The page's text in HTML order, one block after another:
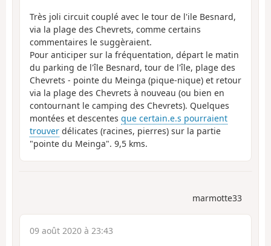
Très joli circuit couplé avec le tour de l'ile Besnard,
via la plage des Chevrets, comme certains
commentaires le suggèraient.
Pour anticiper sur la fréquentation, départ le matin
du parking de l'île Besnard, tour de l'île, plage des
Chevrets - pointe du Meinga (pique-nique) et retour
via la plage des Chevrets à nouveau (ou bien en
contournant le camping des Chevrets). Quelques
montées et descentes que certain.e.s pourraient
trouver délicates (racines, pierres) sur la partie
"pointe du Meinga". 9,5 kms.
marmotte33
09 août 2020 à 23:43